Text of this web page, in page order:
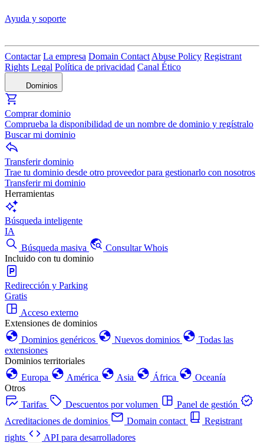
Ayuda y soporte
Contactar La empresa Domain Contact Abuse Policy Registrant
Rights Legal Política de privacidad Canal Ético
Dominios
Comprar dominio
Comprueba la disponibilidad de un nombre de dominio y regístralo
Buscar mi dominio
Transferir dominio
Trae tu dominio desde otro proveedor para gestionarlo con nosotros
Transferir mi dominio
Herramientas
Búsqueda inteligente
IA
Búsqueda masiva
Consultar Whois
Incluido con tu dominio
Redirección y Parking
Gratis
Acceso externo
Extensiones de dominios
Dominios genéricos
Nuevos dominios
Todas las
extensiones
Dominios territoriales
Europa
América Asia África
Oceanía
Otros
Tarifas
Descuentos por volumen
Panel de gestión
Acreditaciones de dominios
Domain contact
Registrant
rights
API para desarrolladores